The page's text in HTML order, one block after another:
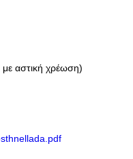
αστική χρέωση)